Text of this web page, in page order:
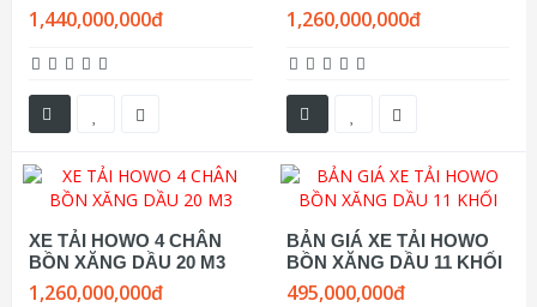
1,440,000,000đ 1,260,000,000đ
XE TẢI HOWO 4 CHÂN
BỒN XĂNG DẦU 20 M3
1,260,000,000đ
BẢN GIÁ XE TẢI HOWO
BỒN XĂNG DẦU 11 KHỐI
495,000,000đ